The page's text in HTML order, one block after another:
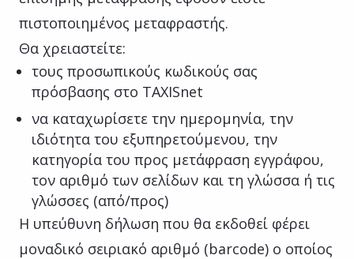
πιστοποιημένος μεταφραστής.
Θα χρειαστείτε:
τους προσωπικούς κωδικούς σας
πρόσβασης στο TAXISnet
να καταχωρίσετε την ημερομηνία, την
ιδιότητα του εξυπηρετούμενου, την
κατηγορία του προς μετάφραση εγγράφου,
τον αριθμό των σελίδων και τη γλώσσα ή τις
γλώσσες (από/προς)
Η υπεύθυνη δήλωση που θα εκδοθεί φέρει
μοναδικό σειριακό αριθμό (barcode) ο οποίος